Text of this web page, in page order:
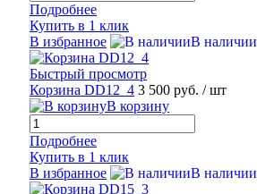
Подробнее
Купить в 1 клик
В избранное
В наличии
Быстрый просмотр
Корзина DD12_4 3 500 руб. / шт
В корзину
Подробнее
Купить в 1 клик
В избранное
В наличии